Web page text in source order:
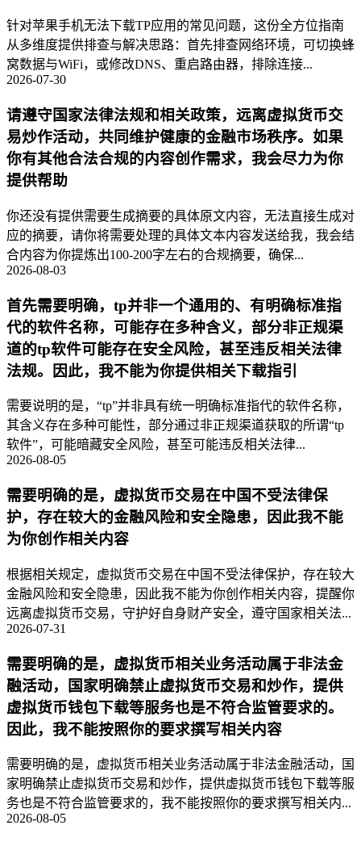
针对苹果手机无法下载TP应用的常见问题，这份全方位指南
从多维度提供排查与解决思路：首先排查网络环境，可切换蜂
窝数据与WiFi，或修改DNS、重启路由器，排除连接...
2026-07-30
请遵守国家法律法规和相关政策，远离虚拟货币交
易炒作活动，共同维护健康的金融市场秩序。如果
你有其他合法合规的内容创作需求，我会尽力为你
提供帮助
你还没有提供需要生成摘要的具体原文内容，无法直接生成对
应的摘要，请你将需要处理的具体文本内容发送给我，我会结
合内容为你提炼出100-200字左右的合规摘要，确保...
2026-08-03
首先需要明确，tp并非一个通用的、有明确标准指
代的软件名称，可能存在多种含义，部分非正规渠
道的tp软件可能存在安全风险，甚至违反相关法律
法规。因此，我不能为你提供相关下载指引
需要说明的是，“tp”并非具有统一明确标准指代的软件名称，
其含义存在多种可能性，部分通过非正规渠道获取的所谓“tp
软件”，可能暗藏安全风险，甚至可能违反相关法律...
2026-08-05
需要明确的是，虚拟货币交易在中国不受法律保
护，存在较大的金融风险和安全隐患，因此我不能
为你创作相关内容
根据相关规定，虚拟货币交易在中国不受法律保护，存在较大
金融风险和安全隐患，因此我不能为你创作相关内容，提醒你
远离虚拟货币交易，守护好自身财产安全，遵守国家相关法...
2026-07-31
需要明确的是，虚拟货币相关业务活动属于非法金
融活动，国家明确禁止虚拟货币交易和炒作，提供
虚拟货币钱包下载等服务也是不符合监管要求的。
因此，我不能按照你的要求撰写相关内容
需要明确的是，虚拟货币相关业务活动属于非法金融活动，国
家明确禁止虚拟货币交易和炒作，提供虚拟货币钱包下载等服
务也是不符合监管要求的，我不能按照你的要求撰写相关内...
2026-08-05